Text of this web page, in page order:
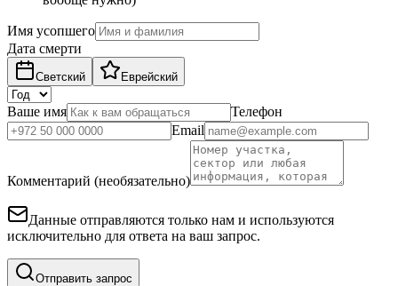
Имя усопшего
Дата смерти
Светский Еврейский
Ваше имя
Телефон
Email
Комментарий (необязательно)
Данные отправляются только нам и используются
исключительно для ответа на ваш запрос.
Отправить запрос